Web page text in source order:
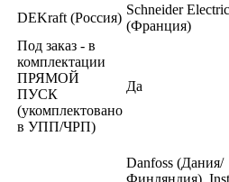
DEKraft (Россия)
Schneider Electric
(Франция)
Под заказ - в
комплектации
ПРЯМОЙ
ПУСК
(укомплектовано
в УПП/ЧРП)
Да
Danfoss (Дания/
Финляндия),